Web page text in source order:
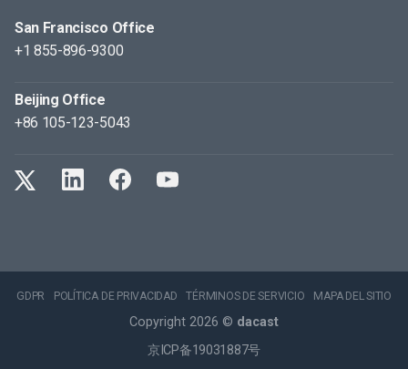
San Francisco Office
+1 855-896-9300
Beijing Office
+86 105-123-5043
GDPR POLÍTICA DE PRIVACIDAD TÉRMINOS DE SERVICIO MAPA DEL SITIO
Copyright 2026 © dacast
京ICP备19031887号